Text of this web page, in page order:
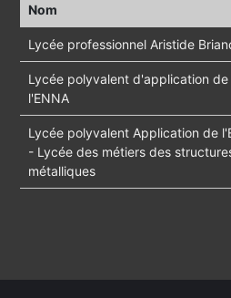
Nom
Lycée professionnel Aristide
Lycée polyvalent d'application de
l'ENNA
Lycée polyvalent Application de
- Lycée des métiers des
métalliques